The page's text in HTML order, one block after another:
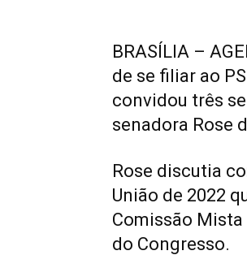
BRASÍLIA –
de se filiar ao
convidou três
senadora Rose
Rose discutia
União de 2022
Comissão
do Congresso.